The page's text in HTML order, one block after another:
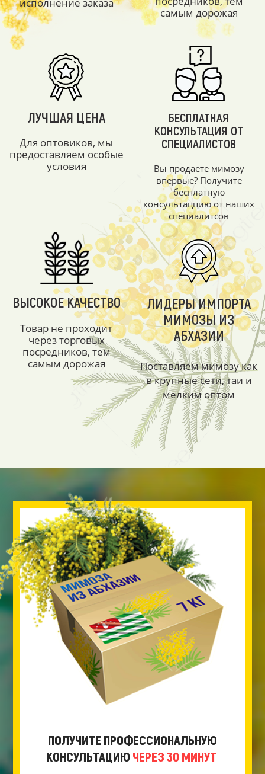
исполнение заказа
самым дорожая
ЛУЧШАЯ ЦЕНА
Для оптовиков, мы
предоставляем особые
условия
БЕСПЛАТНАЯ
КОНСУЛЬТАЦИЯ ОТ
СПЕЦИАЛИСТОВ
Вы продаете мимозу
впервые? Получите
бесплатную
консультаццию от наших
специалитсов
ВЫСОКОЕ КАЧЕСТВО
Товар не проходит
через торговых
посредников, тем
самым дорожая
ЛИДЕРЫ ИМПОРТА
МИМОЗЫ ИЗ
АБХАЗИИ
Поставляем мимозу как
в крупные сети, таи и
мелким оптом
ПОЛУЧИТЕ ПРОФЕССИОНАЛЬНУЮ
КОНСУЛЬТАЦИЮ ЧЕРЕЗ 30 МИНУТ